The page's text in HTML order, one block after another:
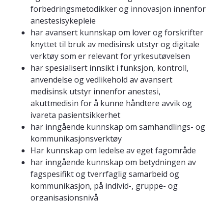
forbedringsmetodikker og innovasjon innenfor
anestesisykepleie
har avansert kunnskap om lover og forskrifter
knyttet til bruk av medisinsk utstyr og digitale
verktøy som er relevant for yrkesutøvelsen
har spesialisert innsikt i funksjon, kontroll,
anvendelse og vedlikehold av avansert
medisinsk utstyr innenfor anestesi,
akuttmedisin for å kunne håndtere avvik og
ivareta pasientsikkerhet
har inngående kunnskap om samhandlings- og
kommunikasjonsverktøy
Har kunnskap om ledelse av eget fagområde
har inngående kunnskap om betydningen av
fagspesifikt og tverrfaglig samarbeid og
kommunikasjon, på individ-, gruppe- og
organisasjonsnivå